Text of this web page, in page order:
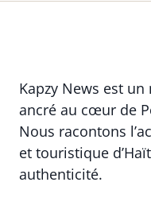
Kapzy News est
ancré au cœur de
Nous racontons
et touristique
authenticité.